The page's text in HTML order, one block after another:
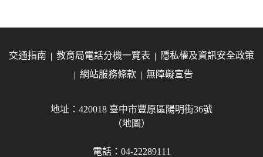
交通指南 教育局電話分機一覽表
隱私權及資訊安全政策
網站服務條款
無障礙宣告
地址：420018 臺中市豐原區陽明街36號
（地圖）
電話：04-22289111